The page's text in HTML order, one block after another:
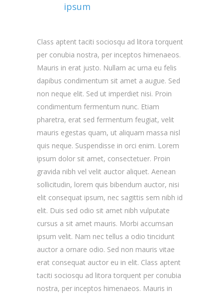
ipsum
Class aptent taciti sociosqu ad litora torquent
per conubia nostra, per inceptos himenaeos.
Mauris in erat justo. Nullam ac urna eu felis
dapibus condimentum sit amet a augue. Sed
non neque elit. Sed ut imperdiet nisi. Proin
condimentum fermentum nunc. Etiam
pharetra, erat sed fermentum feugiat, velit
mauris egestas quam, ut aliquam massa nisl
quis neque. Suspendisse in orci enim. Lorem
ipsum dolor sit amet, consectetuer. Proin
gravida nibh vel velit auctor aliquet. Aenean
sollicitudin, lorem quis bibendum auctor, nisi
elit consequat ipsum, nec sagittis sem nibh id
elit. Duis sed odio sit amet nibh vulputate
cursus a sit amet mauris. Morbi accumsan
ipsum velit. Nam nec tellus a odio tincidunt
auctor a ornare odio. Sed non mauris vitae
erat consequat auctor eu in elit. Class aptent
taciti sociosqu ad litora torquent per conubia
nostra, per inceptos himenaeos. Mauris in